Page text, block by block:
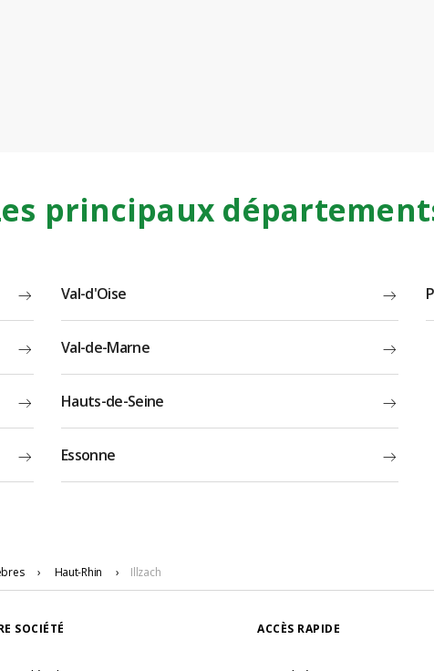
principaux
Val-d'Oise
Val-de-Marne
Hauts-de-Seine
Essonne
› Haut-Rhin › Illzach
SOCIÉTÉ ACCÈS RAPIDE